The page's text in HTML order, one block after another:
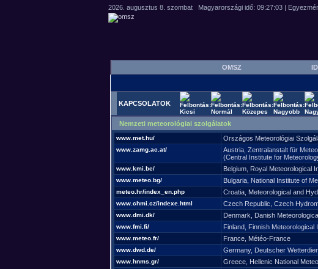
OMSZ
KAPCSOLATOK
Nemzeti meteorológiai szolgálatok
www.met.hu/ Országos Meteorológiai
www.zamg.ac.at/
Austria, Zentralanstalt für
(Central Institute for
www.kmi.be/ Belgium, Royal Meteorological
www.meteo.bg/ Bulgaria, National Institute of
meteo.hr/index_en.php Croatia, Meteorological and
www.chmi.cz/indexe.html Czech Republic, Czech
www.dmi.dk/ Denmark, Danish
www.fmi.fi/ Finland, Finnish Meteorological
www.meteo.fr/ France, Météo-France
www.dwd.de/ Germany, Deutscher
www.hnms.gr/ Greece, Hellenic National